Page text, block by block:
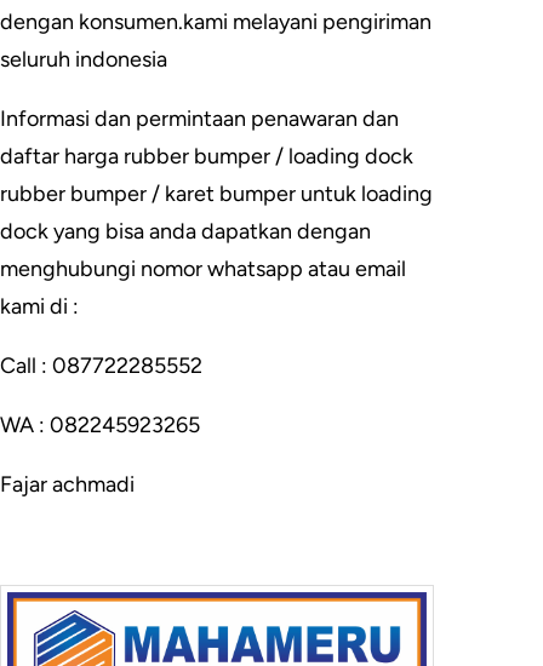
dengan konsumen.kami melayani pengiriman
seluruh indonesia
Informasi dan permintaan penawaran dan
daftar harga rubber bumper / loading dock
rubber bumper / karet bumper untuk loading
dock yang bisa anda dapatkan dengan
menghubungi nomor whatsapp atau email
kami di :
Call : 087722285552
WA : 082245923265
Fajar achmadi